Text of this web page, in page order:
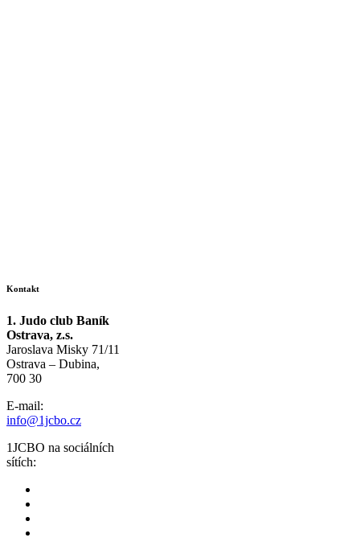
Kontakt
1. Judo club Baník
Ostrava, z.s.
Jaroslava Misky 71/11
Ostrava – Dubina,
700 30
E-mail:
info@1jcbo.cz
1JCBO na sociálních
sítích: